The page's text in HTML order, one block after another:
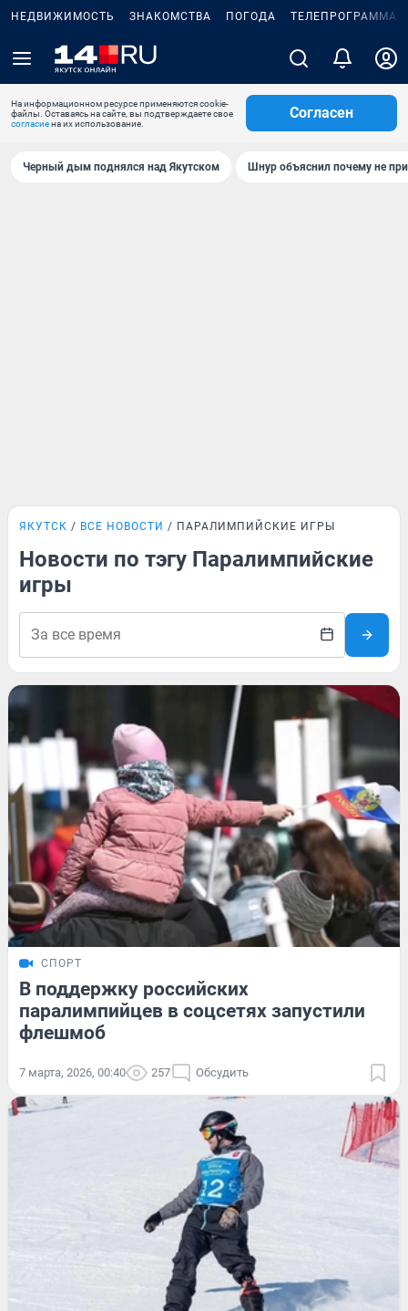
НЕДВИЖИМОСТЬ ЗНАКОМСТВА ПОГОДА ТЕЛЕПРОГРАММА
На информационном ресурсе применяются cookie-
файлы. Оставаясь на сайте, вы подтверждаете свое
согласиена их использование.
Согласен
Черный дым поднялся над Якутском Шнур объяснил почему не
ЯКУТСК ВСЕ НОВОСТИ ПАРАЛИМПИЙСКИЕ ИГРЫ
Новости по тэгу Паралимпийские
игры
СПОРТ
В поддержку российских
паралимпийцев в соцсетях запустили
флешмоб
7 марта, 2026, 00:40 257 Обсудить